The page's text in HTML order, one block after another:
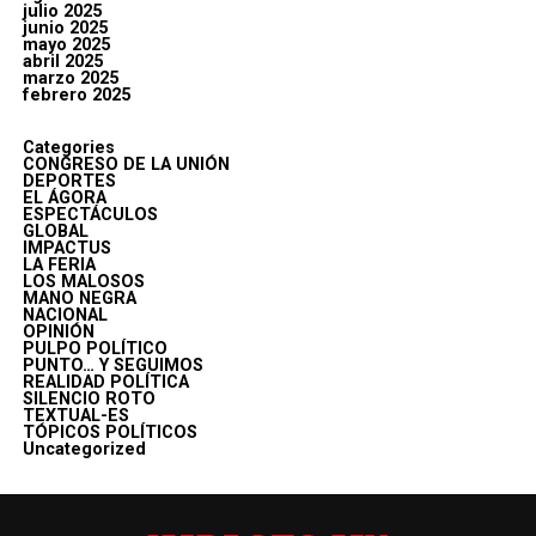
julio 2025
junio 2025
mayo 2025
abril 2025
marzo 2025
febrero 2025
Categories
CONGRESO DE LA UNIÓN
DEPORTES
EL ÁGORA
ESPECTÁCULOS
GLOBAL
IMPACTUS
LA FERIA
LOS MALOSOS
MANO NEGRA
NACIONAL
OPINIÓN
PULPO POLÍTICO
PUNTO… Y SEGUIMOS
REALIDAD POLÍTICA
SILENCIO ROTO
TEXTUAL-ES
TÓPICOS POLÍTICOS
Uncategorized